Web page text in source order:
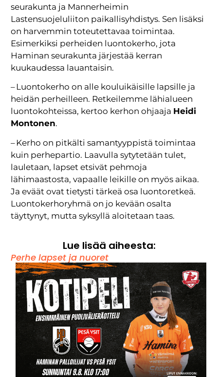
seurakunta ja Mannerheimin
Lastensuojeluliiton paikallisyhdistys. Sen lisäksi
on harvemmin toteutettavaa toimintaa.
Esimerkiksi perheiden luontokerho, jota
Haminan seurakunta järjestää kerran
kuukaudessa lauantaisin.
– Luontokerho on alle kouluikäisille lapsille ja
heidän perheilleen. Retkeilemme lähialueen
luontokohteissa, kertoo kerhon ohjaaja Heidi
Montonen.
– Kerho on pitkälti samantyyppistä toimintaa
kuin perhepartio. Laavulla sytytetään tulet,
lauletaan, lapset etsivät pehmoja
lähimaastosta, vapaalle leikille on myös aikaa.
Ja eväät ovat tietysti tärkeä osa luontoretkeä.
Luontokerhoryhmä on jo kevään osalta
täyttynyt, mutta syksyllä aloitetaan taas.
Lue lisää aiheesta:
Perhe lapset ja nuoret